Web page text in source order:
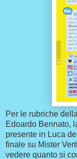
Per le rubriche
Edoardo Bennato,
presente in Luca
finale su Mister
vedere quanto si